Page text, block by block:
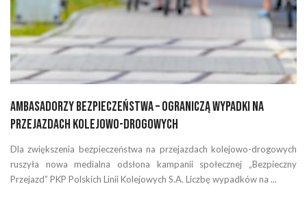
Ambasadorzy Bezpieczeństwa – ograniczą wypadki na
przejazdach kolejowo-drogowych
Dla zwiększenia bezpieczeństwa na przejazdach kolejowo-drogowych
ruszyła nowa medialna odsłona kampanii społecznej „Bezpieczny
Przejazd” PKP Polskich Linii Kolejowych S.A. Liczbę wypadków na ...